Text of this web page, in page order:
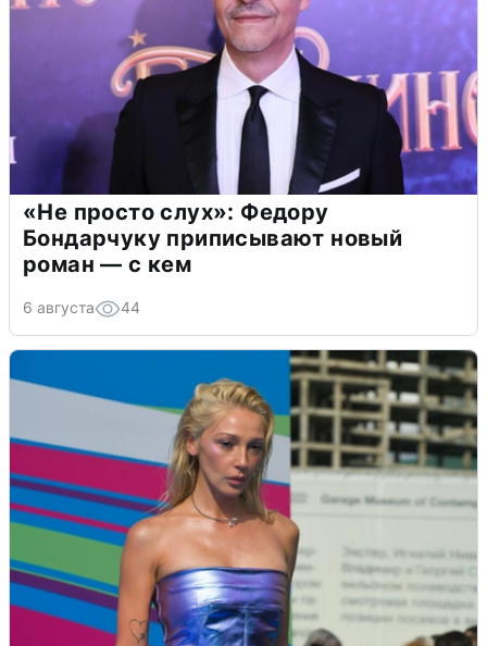
«Не просто слух»: Федору
Бондарчуку приписывают новый
роман — с кем
6 августа 44